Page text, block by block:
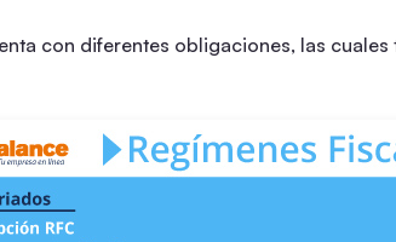
con diferentes obligaciones, las